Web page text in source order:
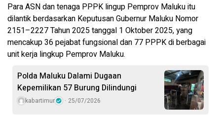
Para ASN dan tenaga PPPK lingup Pemprov Maluku itu
dilantik berdasarkan Keputusan Gubernur Maluku Nomor
2151–2227 Tahun 2025 tanggal 1 Oktober 2025, yang
mencakup 36 pejabat fungsional dan 77 PPPK di berbagai
unit kerja lingkup Pemprov Maluku.
Polda Maluku Dalami Dugaan
Kepemilikan 57 Burung Dilindungi
kabartimur 25/07/2026